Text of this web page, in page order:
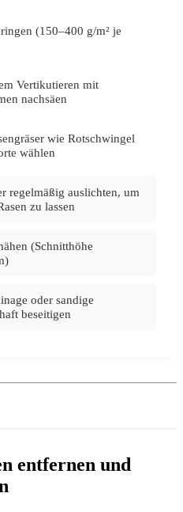
(150–400 g/m² je
Vertikutieren mit
nachsäen
wie Rotschwingel
wählen
regelmäßig auslichten, um
zu lassen
(Schnitthöhe
oder sandige
beseitigen
entfernen und